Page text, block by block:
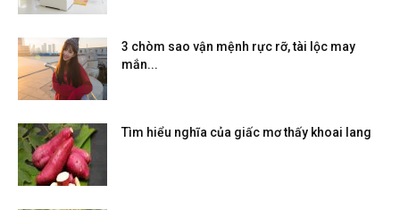
3 chòm sao vận mệnh rực rỡ, tài lộc may
mắn...
Tìm hiểu nghĩa của giấc mơ thấy khoai lang